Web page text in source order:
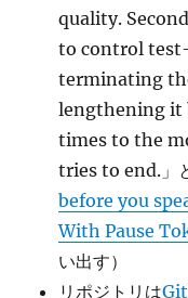
quality.
to control
terminating
lengthening it
times to the
tries to end.」
before you
With Pause
い出す）
リポジトリは